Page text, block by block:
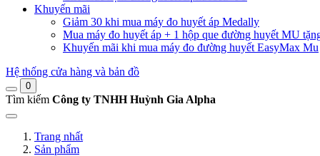
Khuyến mãi
Giảm 30 khi mua máy đo huyết áp Medally
Mua máy đo huyết áp + 1 hộp que đường huyết MU
Khuyến mãi khi mua máy đo đường huyết EasyMax Mu
Hệ thống cửa hàng và bản đồ
0
Tìm kiếm Công ty TNHH Huỳnh Gia Alpha
Trang nhất
Sản phẩm